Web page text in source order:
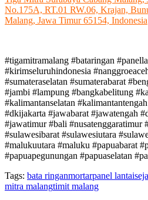
No.175A, RT.01 RW.06, Krajan,
Malang, Jawa Timur 65154, Indonesia
#tigamitramalang #bataringan
#kirimseluruhindonesia
#sumateraselatan #sumaterabarat
#jambi #lampung #bangkabelitung
#kalimantanselatan
#dkijakarta #jawabarat #jawatengah
#jawatimur #bali #nusatenggaratimur
#sulawesibarat #sulawesiutara
#malukuutara #maluku #papuabarat
#papuapegunungan #papuaselatan
Tags: bata ringanmortarpanel lantai
mitra malangtimit malang